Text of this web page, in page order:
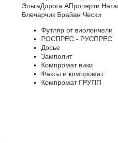
ЭльгаДорога АПроперти
Блечарчик Брайан Чески
Футляр от виолончели
РОСПРЕС - РУСПРЕС
Досье
Замполит
Компромат вики
Факты и компромат
Компромат ГРУПП